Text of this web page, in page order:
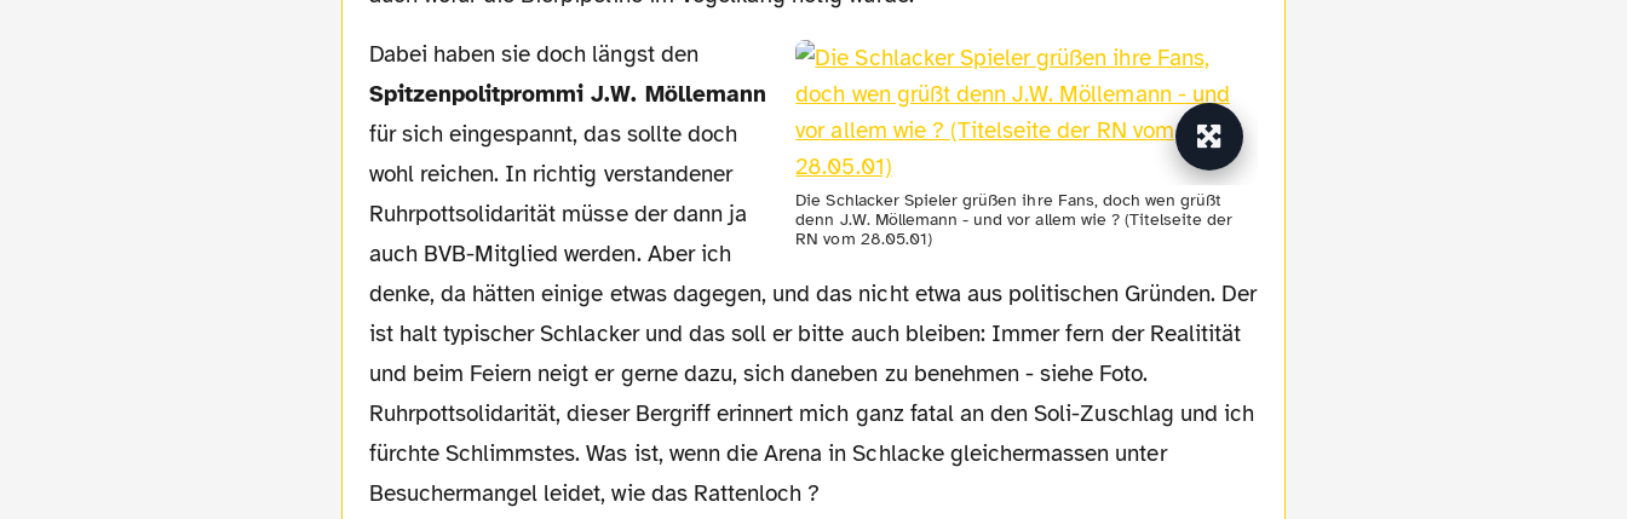
Die Schlacker Spieler grüßen ihre Fans, doch wen grüßt
denn J.W. Möllemann - und vor allem wie ? (Titelseite der
RN vom 28.05.01)
Dabei haben sie doch längst den
Spitzenpolitprommi J.W. Möllemann
für sich eingespannt, das sollte doch
wohl reichen. In richtig verstandener
Ruhrpottsolidarität müsse der dann ja
auch BVB-Mitglied werden. Aber ich
denke, da hätten einige etwas dagegen, und das nicht etwa aus politischen Gründen. Der
ist halt typischer Schlacker und das soll er bitte auch bleiben: Immer fern der Realitität
und beim Feiern neigt er gerne dazu, sich daneben zu benehmen - siehe Foto.
Ruhrpottsolidarität, dieser Bergriff erinnert mich ganz fatal an den Soli-Zuschlag und ich
fürchte Schlimmstes. Was ist, wenn die Arena in Schlacke gleichermassen unter
Besuchermangel leidet, wie das Rattenloch ?